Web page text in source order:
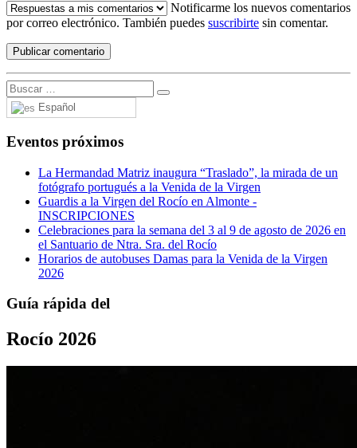
Notificarme los nuevos comentarios
por correo electrónico. También puedes suscribirte sin comentar.
Español
Eventos próximos
La Hermandad Matriz inaugura “Traslado”, la mirada de un
fotógrafo portugués a la Venida de la Virgen
Guardis a la Virgen del Rocío en Almonte -
INSCRIPCIONES
Celebraciones para la semana del 3 al 9 de agosto de 2026 en
el Santuario de Ntra. Sra. del Rocío
Horarios de autobuses Damas para la Venida de la Virgen
2026
Guía rápida del
Rocío 2026